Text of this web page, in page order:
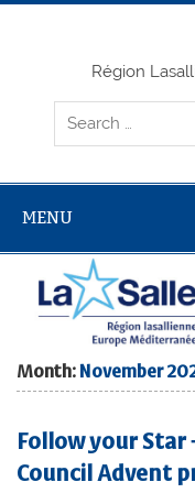
Skip
Région
MENU
Month:November
Follow your Star
Council Advent